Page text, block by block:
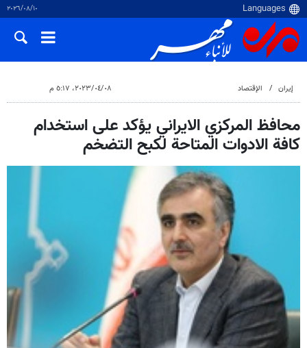
١٠‏/٠٨‏/٢٠٢٦
إيران الإقتصاد ٠٨‏/٠٤‏/٢٠٢٣، ٥:١٧ م
محافظ المركزي الايراني يؤكد على استخدام
كافة الادوات المتاحة لكبح التضخم